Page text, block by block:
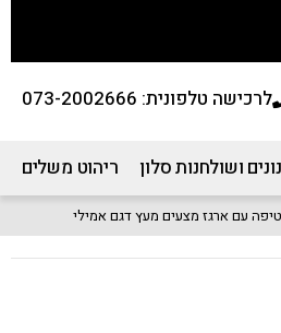
לרכישה טלפונית: 073-2002666
ושולחנות סלון ריהוט משלים
עם ארגז מצעים מעץ דגם אמילי